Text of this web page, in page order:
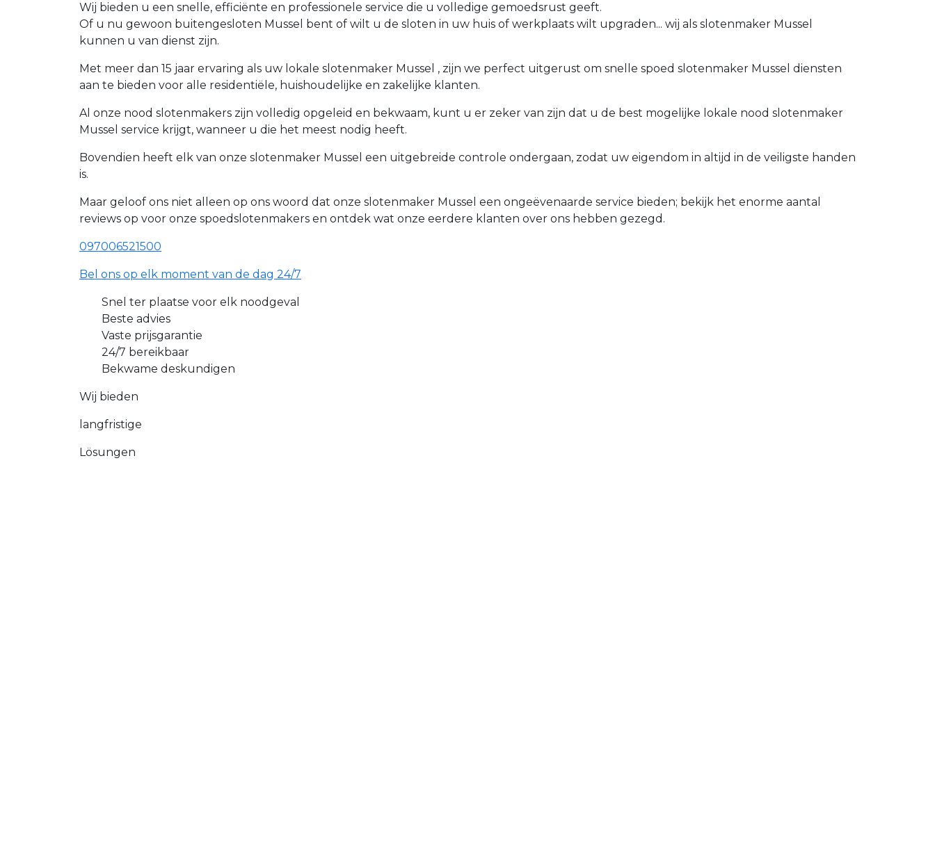
Wij bieden u een snelle, efficiënte en professionele service die u volledige gemoedsrust geeft.
Of u nu gewoon buitengesloten Mussel bent of wilt u de sloten in uw huis of werkplaats wilt upgraden... wij als slotenmaker Mussel
kunnen u van dienst zijn.
Met meer dan 15 jaar ervaring als uw lokale slotenmaker Mussel , zijn we perfect uitgerust om snelle spoed slotenmaker Mussel diensten
aan te bieden voor alle residentiële, huishoudelijke en zakelijke klanten.
Al onze nood slotenmakers zijn volledig opgeleid en bekwaam, kunt u er zeker van zijn dat u de best mogelijke lokale nood slotenmaker
Mussel service krijgt, wanneer u die het meest nodig heeft.
Bovendien heeft elk van onze slotenmaker Mussel een uitgebreide controle ondergaan, zodat uw eigendom in altijd in de veiligste handen
is.
Maar geloof ons niet alleen op ons woord dat onze slotenmaker Mussel een ongeëvenaarde service bieden; bekijk het enorme aantal
reviews op voor onze spoedslotenmakers en ontdek wat onze eerdere klanten over ons hebben gezegd.
097006521500
Bel ons op elk moment van de dag 24/7
Snel ter plaatse voor elk noodgeval
Beste advies
Vaste prijsgarantie
24/7 bereikbaar
Bekwame deskundigen
Wij bieden
langfristige
Lösungen